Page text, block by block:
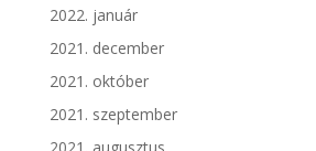
2022. január
2021. december
2021. október
2021. szeptember